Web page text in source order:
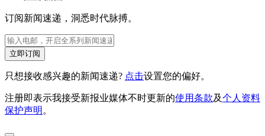
订阅新闻速递，洞悉时代脉搏。
立即订阅
只想接收感兴趣的新闻速递? 点击设置您的偏好。
注册即表示我接受新报业媒体不时更新的使用条款及个人资料
保护声明 。